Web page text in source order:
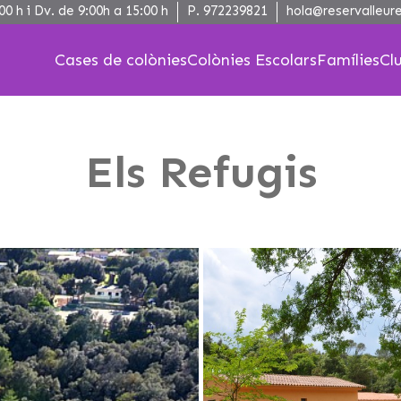
h i Dv. de 9:00h a 15:00 h P. 972239821
Cases de colòniesColònies EscolarsFamílies
Els Refugis